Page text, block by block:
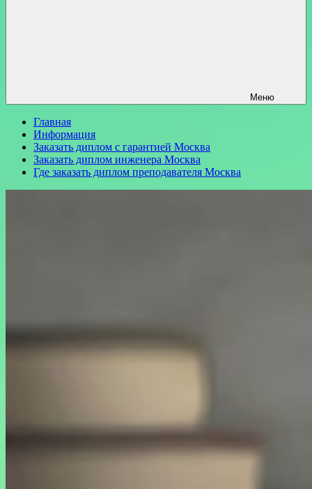
Меню
Главная
Информация
Заказать диплом с гарантией Москва
Заказать диплом инженера Москва
Где заказать диплом преподавателя Москва